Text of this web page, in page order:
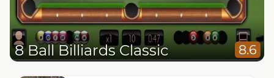
8 Ball Billiards Classic 8.6